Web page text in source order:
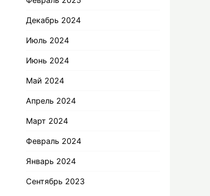
Декабрь 2024
Июль 2024
Июнь 2024
Май 2024
Апрель 2024
Март 2024
Февраль 2024
Январь 2024
Сентябрь 2023